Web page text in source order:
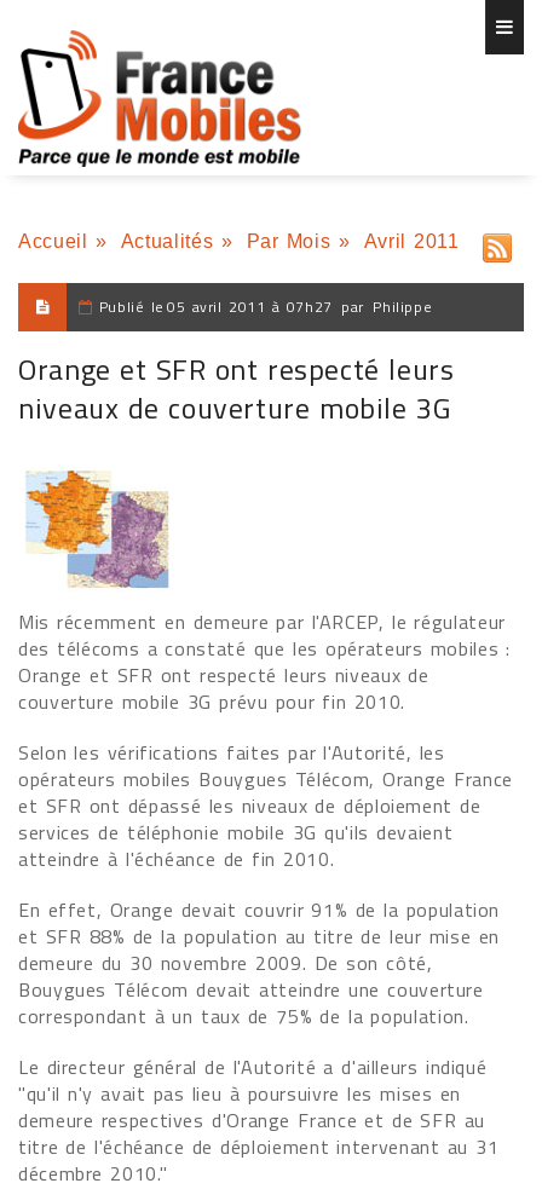
Accueil » Actualités » Par Mois » Avril 2011
Publié le 05 avril 2011 à 07h27 par Philippe
Orange et SFR ont respecté leurs
niveaux de couverture mobile 3G
Mis récemment en demeure par l'ARCEP, le régulateur
des télécoms a constaté que les opérateurs mobiles :
Orange et SFR ont respecté leurs niveaux de
couverture mobile 3G prévu pour fin 2010.
Selon les vérifications faites par l'Autorité, les
opérateurs mobiles Bouygues Télécom, Orange France
et SFR ont dépassé les niveaux de déploiement de
services de téléphonie mobile 3G qu'ils devaient
atteindre à l'échéance de fin 2010.
En effet, Orange devait couvrir 91% de la population
et SFR 88% de la population au titre de leur mise en
demeure du 30 novembre 2009. De son côté,
Bouygues Télécom devait atteindre une couverture
correspondant à un taux de 75% de la population.
Le directeur général de l'Autorité a d'ailleurs indiqué
"qu'il n'y avait pas lieu à poursuivre les mises en
demeure respectives d'Orange France et de SFR au
titre de l'échéance de déploiement intervenant au 31
décembre 2010."